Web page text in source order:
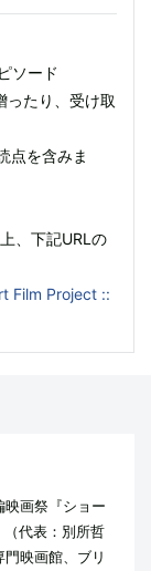
ソード
ったり、受け取
点を含みま
、下記URLの
Film Project ::
画祭『ショー
（代表：別所哲
映画館、ブリ